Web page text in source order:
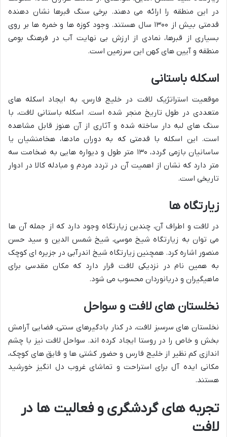
در این منطقه را ارائه می دهند. برخی سنگ قبرها نشان دهنده
قدمتی بیش از ۱۳۰۰ سال هستند. وجود کوزه ها و خمره ها بر روی
بسیاری از قبرها، نمادی از ارزش بی نهایت آب در فرهنگ بومی
منطقه و آیین های کهن این سرزمین است.
اسکله باستانی
موقعیت استراتژیک لافت در خلیج فارس، به ایجاد اسکله های
متعددی در طول تاریخ منجر شده است. اسکله باستانی لافت، با
سنگ های لبه دار ساخته شده و آثاری از آن هنوز قابل مشاهده
است. این اسکله با قدمتی که به دوران مادها، هخامنشیان یا
ساسانیان بازمی گردد، ۱۳۰ متر طول و دیواره هایی به ضخامت سه
متر دارد که نشان از اهمیت آن در تردد مردم و مبادله کالا در ادوار
تاریخی است.
زیارتگاه ها
در لافت و اطراف آن، چندین زیارتگاه وجود دارد که از جمله آن ها
می توان به زیارتگاه شیخ موسی، شیخ شمس الدین و سید حسن
منصور اشاره کرد. همچنین زیارتگاه شیخ اندرآبی در جزیره ای کوچک
به همین نام در نزدیکی لافت قرار دارد که مکان مقدسی برای
ماهیگیران و دریانوردان محسوب می شود.
نخلستان های لافت و سواحل
نخلستان های سرسبز لافت، در کنار بادگیرهای سنتی، فضایی آرامش
بخش و خاص را در روستا ایجاد کرده اند. سواحل لافت نیز با چشم
اندازی کم نظیر از خلیج فارس و حضور کشتی ها و قایق های کوچک،
مکانی ایده آل برای استراحت و تماشای غروب دل انگیز خورشید
هستند.
تجربه های گردشگری و فعالیت ها در
لافت